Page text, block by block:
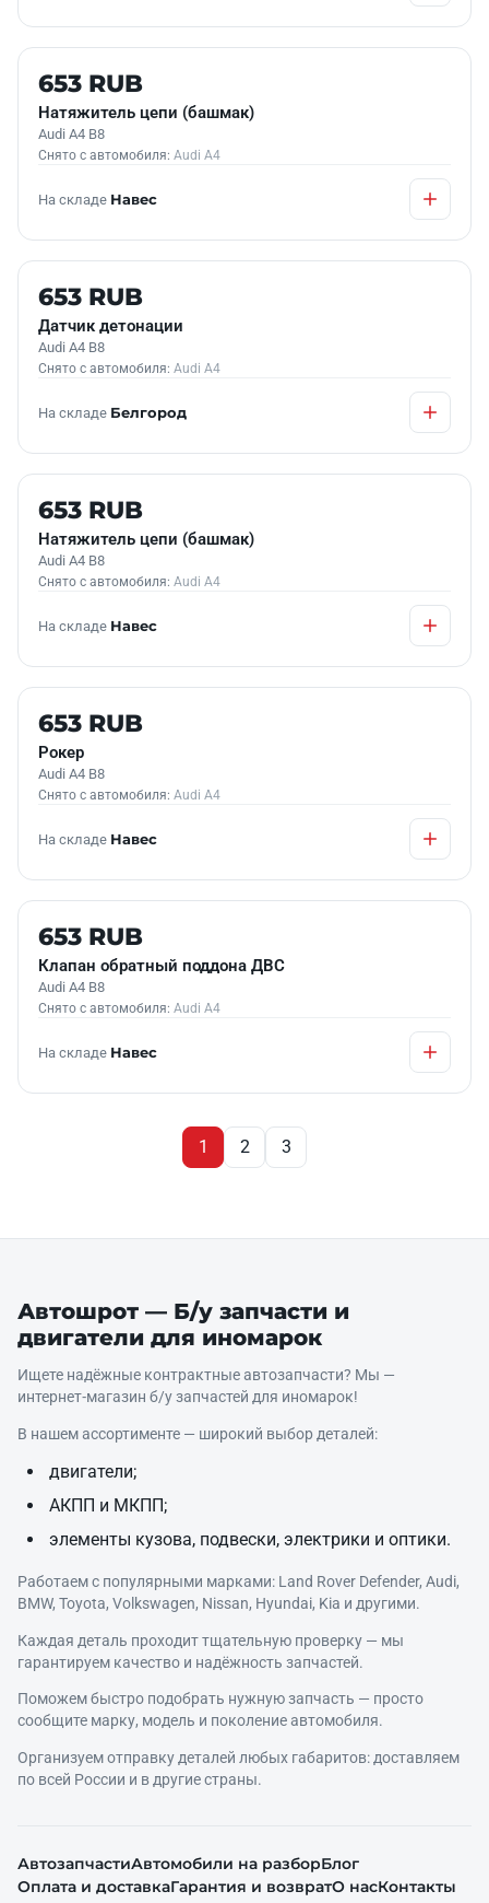
Б/У В НАЛИЧИИ
653 RUB
Натяжитель цепи (башмак)
Audi A4 B8
Снято с автомобиля: Audi A4
На складе Навес
Б/У В НАЛИЧИИ
653 RUB
Датчик детонации
Audi A4 B8
Снято с автомобиля: Audi A4
На складе Белгород
Б/У В НАЛИЧИИ
653 RUB
Натяжитель цепи (башмак)
Audi A4 B8
Снято с автомобиля: Audi A4
На складе Навес
Б/У В НАЛИЧИИ
653 RUB
Рокер
Audi A4 B8
Снято с автомобиля: Audi A4
На складе Навес
Б/У В НАЛИЧИИ
653 RUB
Клапан обратный поддона ДВС
Audi A4 B8
Снято с автомобиля: Audi A4
На складе Навес
1 2 3
Автошрот — Б/у запчасти и
двигатели для иномарок
Ищете надёжные контрактные автозапчасти? Мы —
интернет‑магазин б/у запчастей для иномарок!
В нашем ассортименте — широкий выбор деталей:
двигатели;
АКПП и МКПП;
элементы кузова, подвески, электрики и оптики.
Работаем с популярными марками: Land Rover Defender, Audi,
BMW, Toyota, Volkswagen, Nissan, Hyundai, Kia и другими.
Каждая деталь проходит тщательную проверку — мы
гарантируем качество и надёжность запчастей.
Поможем быстро подобрать нужную запчасть — просто
сообщите марку, модель и поколение автомобиля.
Организуем отправку деталей любых габаритов: доставляем
по всей России и в другие страны.
АвтозапчастиАвтомобили на разборБлог
Оплата и доставкаГарантия и возвратО насКонтакты